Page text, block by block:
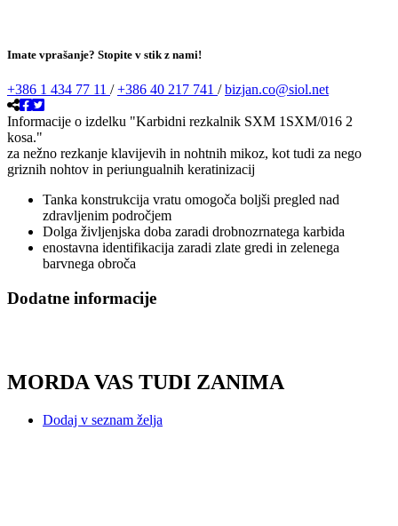
Imate vprašanje? Stopite v stik z nami!
+386 1 434 77 11 /+386 40 217 741 /bizjan.co@siol.net
Informacije o izdelku "Karbidni rezkalnik SXM 1SXM/016 2
kosa."
za nežno rezkanje klavijevih in nohtnih mikoz, kot tudi za nego
griznih nohtov in periungualnih keratinizacij
Tanka konstrukcija vratu omogoča boljši pregled nad
zdravljenim področjem
Dolga življenjska doba zaradi drobnozrnatega karbida
enostavna identifikacija zaradi zlate gredi in zelenega
barvnega obroča
Dodatne informacije
MORDA VAS TUDI ZANIMA
Dodaj v seznam želja